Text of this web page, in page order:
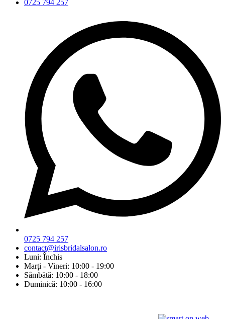
0725 794 257
0725 794 257
contact@irisbridalsalon.ro
Luni: Închis
Marți - Vineri: 10:00 - 19:00
Sâmbătă: 10:00 - 18:00
Duminică: 10:00 - 16:00